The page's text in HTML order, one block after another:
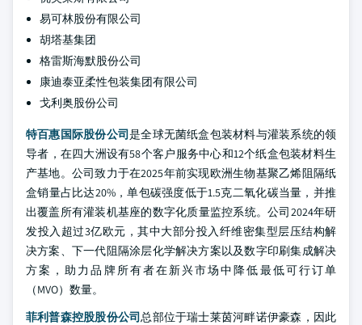
易可林股份有限公司
胡塔基集团
格雷斯海默股份公司
康迪泰亚柔性包装集团有限公司
戈利奥股份公司
特百惠国际股份公司是全球无菌纸盒包装材料与灌装系统的领
导者，在四大洲设有58个客户服务中心和12个纸盒包装材料生
产基地。公司致力于在2025年前实现欧洲生物基聚乙烯阻隔纸
盒销量占比达20%，单包碳强度低于1.5克二氧化碳当量，并推
出覆盖所有灌装机基座的数字化质量监控系统。公司2024年研
发投入超过3亿欧元，其中大部分投入纤维密集型层压结构解
决方案、下一代阻隔涂层化学解决方案以及数字印刷集成解决
方案，助力品牌所有者在新兴市场中降低最低可行订单
（MVO）数量。
菲利普森控股股份公司总部位于瑞士莱茵河畔诺伊豪森，因此